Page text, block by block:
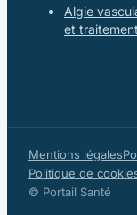
Algie
et
Mentions légales
Politique de
© Portail Santé